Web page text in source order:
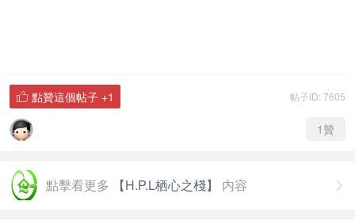
帖子ID: 7605
 點贊這個帖子 +1
1贊

點擊看更多 【H.P.L栖心之棧】 内容